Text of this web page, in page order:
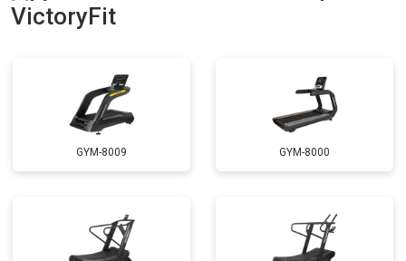
VictoryFit
GYM-8009 GYM-8000